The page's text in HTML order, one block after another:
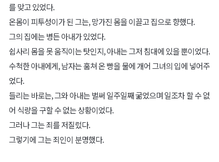
를 맞고 있었다.
온몸이 피투성이가 된 그는, 망가진 몸을 이끌고 집으로 향했다.
그의 집에는 병든 아내가 있었다.
쉽사리 몸을 못 움직이는 탓인지, 아내는 그저 침대에 있을 뿐이었다.
수척한 아내에게, 남자는 훔쳐 온 빵을 물에 개어 그녀의 입에 넣어주
었다.
들리는 바로는, 그와 아내는 벌써 일주일째 굶었으며 일조차 할 수 없
어 식량을 구할 수 없는 상황이었다.
그러나 그는 죄를 저질렀다.
그렇기에 그는 죄인이 분명했다.